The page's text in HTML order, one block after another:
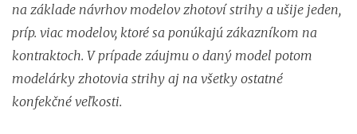
na základe návrhov modelov zhotoví strihy a ušije jeden,
príp. viac modelov, ktoré sa ponúkajú zákazníkom na
kontraktoch. V prípade záujmu o daný model potom
modelárky zhotovia strihy aj na všetky ostatné
konfekčné veľkosti.